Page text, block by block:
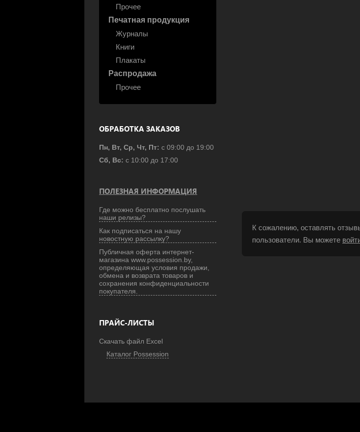
Прочее
Печатная продукция
Журналы
Книги
Плакаты
Распродажа
Прочее
ОБРАБОТКА ЗАКАЗОВ
Пн, Вт, Ср, Чт, Пт: с 09:00 до 19:00
Сб, Вс: с 10:00 до 17:00
ПОЛЕЗНАЯ ИНФОРМАЦИЯ
Где можно бесплатно послушать
наши релизы?
Как подписаться на нашу
новостную рассылку?
Публичная оферта интернет-
магазина www.possession.by,
определяющая условия продажи,
обмена и возврата товаров и
сохранения конфиденциальности
покупателя.
ПРАЙС-ЛИСТЫ
Скачать файл Excel
Каталог Possession
К сожалению, оставлять
пользователи. Вы можете